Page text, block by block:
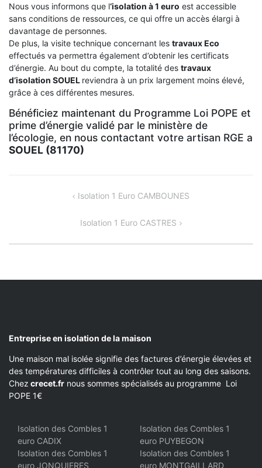
Nous vous informons que l‘isolation à 1 euro est accessible
sans conditions de ressources, ce qui offre un accès élargi à
davantage de personnes.
De plus, la visite technique concernant les travaux Eco
effectués va permettra également d’obtenir les certificats
d’énergie. Au bout du compte, la totalité des travaux
d’isolation SOUEL reviendra à un prix largement moins élevé,
grâce à ces différentes mesures.
Bénéficiez maintenant du Programme Loi POPE et
prime d’énergie validé par le ministère de
l’écologie, en nous contactant votre artisan RGE a
SOUEL (81170)
NAVIGATIONIsolation 1 Euro CAMBOUNES
Isolation 1 Euro CASTRES
Entreprise en isolation de la maison
Une maison mal isolée signifie des factures d’énergie élevées et
des températures difficiles à contrôler tout au long des saisons.
Chez crecet.fr nous sommes spécialisés au programme Loi
POPE 1€
Isolation des Combles 1
euro CADIX
Isolation des Combles 1
euro PUYBEGON
Isolation des Combles 1
euro JONQUIERES
Isolation des Combles 1
euro MONTGAILLARD